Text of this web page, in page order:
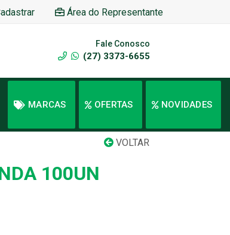
Área do Representante
Fale Conosco
(27) 3373-6655
MARCAS OFERTAS NOVIDADES
VOLTAR
100UN